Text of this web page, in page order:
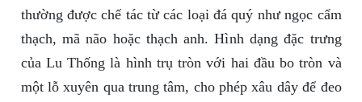
thường được chế tác từ các loại đá quý như ngọc cẩm
thạch, mã não hoặc thạch anh. Hình dạng đặc trưng
của Lu Thống là hình trụ tròn với hai đầu bo tròn và
một lỗ xuyên qua trung tâm, cho phép xâu dây để đeo